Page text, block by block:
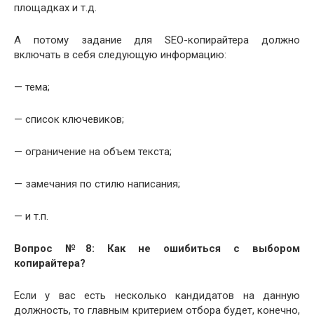
площадках и т.д.
А потому задание для SEO-копирайтера должно
включать в себя следующую информацию:
— тема;
— список ключевиков;
— ограничение на объем текста;
— замечания по стилю написания;
— и т.п.
Вопрос №8: Как не ошибиться с выбором
копирайтера?
Если у вас есть несколько кандидатов на данную
должность, то главным критерием отбора будет, конечно,